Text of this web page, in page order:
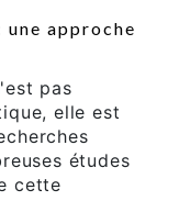
une approche
pas
elle est
études
cette